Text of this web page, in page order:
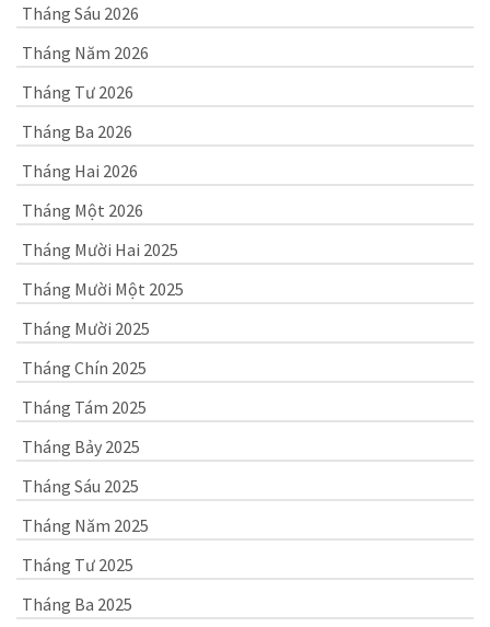
Tháng Sáu 2026
Tháng Năm 2026
Tháng Tư 2026
Tháng Ba 2026
Tháng Hai 2026
Tháng Một 2026
Tháng Mười Hai 2025
Tháng Mười Một 2025
Tháng Mười 2025
Tháng Chín 2025
Tháng Tám 2025
Tháng Bảy 2025
Tháng Sáu 2025
Tháng Năm 2025
Tháng Tư 2025
Tháng Ba 2025